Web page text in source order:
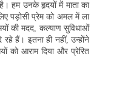
हम उनके हृदयों में माता का
पड़ोसी प्रेम को अमल में ला
की मदद, कल्याण सुविधाओं
रहे हैं। इतना ही नहीं, उन्होंने
को आराम दिया और प्रेरित